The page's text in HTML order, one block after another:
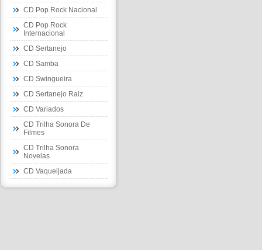
CD Pop Rock Nacional
CD Pop Rock
Internacional
CD Sertanejo
CD Samba
CD Swingueira
CD Sertanejo Raiz
CD Variados
CD Trilha Sonora De
Filmes
CD Trilha Sonora
Novelas
CD Vaqueijada